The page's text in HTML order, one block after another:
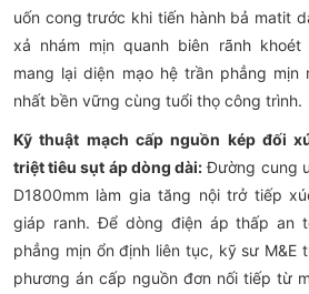
uốn cong trước khi tiến hành bả matit
xả nhám mịn quanh biên rãnh khoét
mang lại diện mạo hệ trần phẳng
nhất bền vững cùng tuổi thọ công trình.
Kỹ thuật mạch cấp nguồn kép đối
triệt tiêu sụt áp dòng dài:Đường cung
D1800mm làm gia tăng nội trở tiếp
giáp ranh. Để dòng điện áp thấp an
phẳng mịn ổn định liên tục, kỹ sư M&E
phương án cấp nguồn đơn nối tiếp từ